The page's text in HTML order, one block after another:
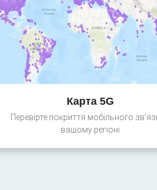
Карта 5G
Перевірте покриття мобільного
вашому регіоні